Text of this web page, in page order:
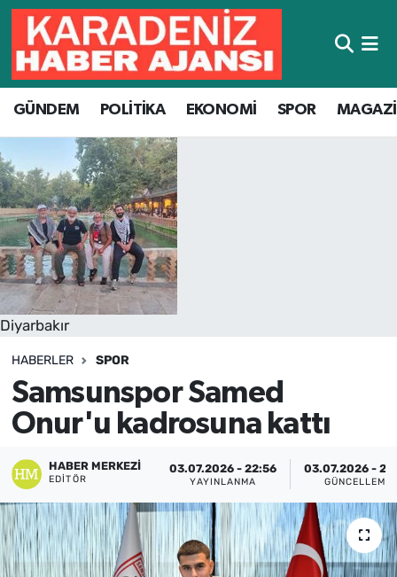
GÜNDEM POLİTİKA EKONOMİ SPOR
Diyarbakır
HABERLER SPOR
Samsunspor Samed
Onur'u kadrosuna kattı
HABER MERKEZI
EDITÖR
03.07.2026 - 22:56
YAYINLANMA
03.07.2026 -
GÜNCELLEME
Hava Durumu
Trafik Durumu
Süper Lig Puan Durumu ve Fikstür
Tüm Manşetler
Son Dakika Haberleri
Haber Arşivi